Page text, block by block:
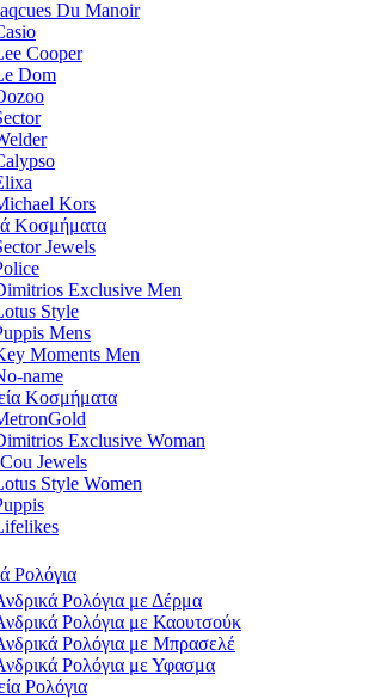
Du Manoir
Cooper
Dom
Kors
Κοσμήματα
Jewels
Exclusive Men
Style
Mens
Moments Men
name
Κοσμήματα
Exclusive Woman
Jewels
Style Women
Ρολόγια
Ρολόγια με Δέρμα
Ρολόγια με Καουτσούκ
Ρολόγια με Μπρασελέ
Ρολόγια με Υφασμα
Ρολόγια